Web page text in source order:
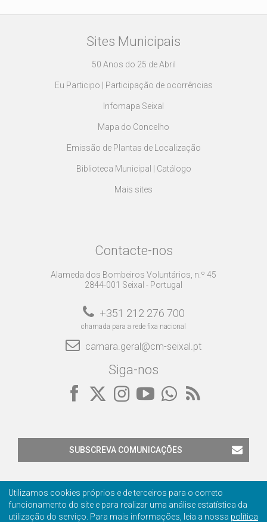
Sites Municipais
50 Anos do 25 de Abril
Eu Participo | Participação de ocorrências
Infomapa Seixal
Mapa do Concelho
Emissão de Plantas de Localização
Biblioteca Municipal | Catálogo
Mais sites
Contacte-nos
Alameda dos Bombeiros Voluntários, n.º 45
2844-001 Seixal - Portugal
+351 212 276 700
chamada para a rede fixa nacional
camara.geral@cm-seixal.pt
Siga-nos
SUBSCREVA COMUNICAÇÕES
Utilizamos cookies próprios e de terceiros para o correto
funcionamento do site e para realizar uma análise estatística da
utilização do serviço. Para mais informações, leia a nossa política